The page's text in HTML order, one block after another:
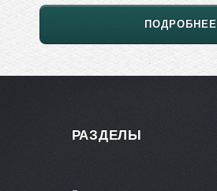
ПОДРОБНЕЕ
РАЗДЕЛЫ